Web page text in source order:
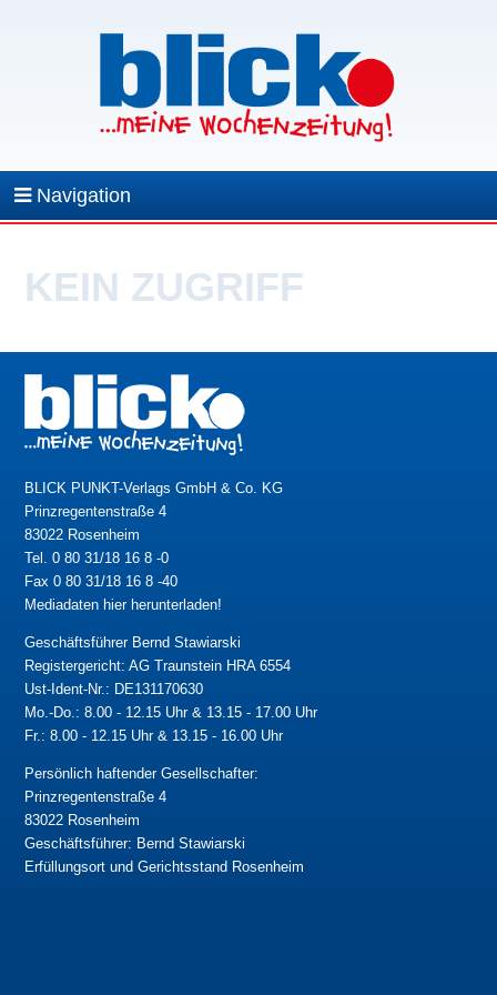
Navigation
KEIN ZUGRIFF
BLICK PUNKT-Verlags GmbH & Co. KG
Prinzregentenstraße 4
83022 Rosenheim
Tel. 0 80 31/18 16 8 -0
Fax 0 80 31/18 16 8 -40
Mediadaten hier herunterladen!
Geschäftsführer Bernd Stawiarski
Registergericht: AG Traunstein HRA 6554
Ust-Ident-Nr.: DE131170630
Mo.-Do.: 8.00 - 12.15 Uhr & 13.15 - 17.00 Uhr
Fr.: 8.00 - 12.15 Uhr & 13.15 - 16.00 Uhr
Persönlich haftender Gesellschafter:
Prinzregentenstraße 4
83022 Rosenheim
Geschäftsführer: Bernd Stawiarski
Erfüllungsort und Gerichtsstand Rosenheim